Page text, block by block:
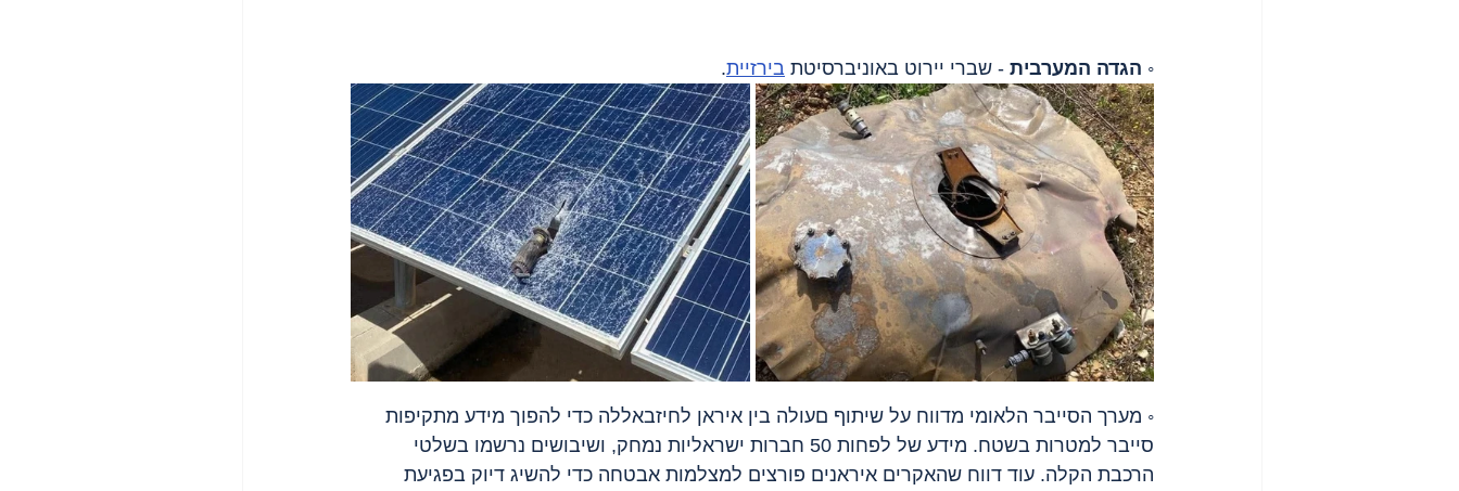
◦ הגדה המערבית - שברי יירוט באוניברסיטת בירזיית.
◦ מערך הסייבר הלאומי מדווח על שיתוף םעולה בין איראן לחיזבאללה כדי להפוך מידע מתקיפות
סייבר למטרות בשטח. מידע של לפחות 50 חברות ישראליות נמחק, ושיבושים נרשמו בשלטי
הרכבת הקלה. עוד דווח שהאקרים איראנים פורצים למצלמות אבטחה כדי להשיג דיוק בפגיעת